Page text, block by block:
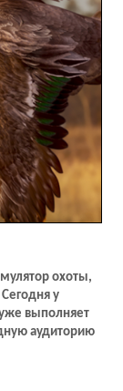
охоты,
у
выполняет
аудиторию